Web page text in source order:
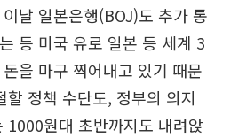
날 일본은행(BOJ)도 추가 통
등 미국 유로 일본 등 세계 3
을 마구 찍어내고 있기 때문
정책 수단도, 정부의 의지
1000원대 초반까지도 내려앉